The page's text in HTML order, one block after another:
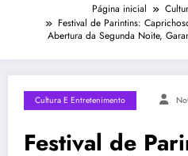
Página inicial
Festival de Parintins:
Abertura da Segunda Noite,
Cultura E Entretenimento
Festival de